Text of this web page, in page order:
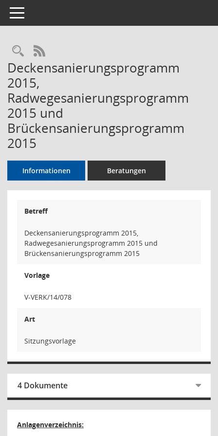
Toggle navigation
Rechercheauswahl
RSS-Feed
Deckensanierungsprogramm
2015,
Radwegesanierungsprogramm
2015 und
Brückensanierungsprogramm
2015
Informationen Beratungen
Betreff
Deckensanierungsprogramm 2015,
Radwegesanierungsprogramm 2015 und
Brückensanierungsprogramm 2015
Vorlage
V-VERK/14/078
Art
Sitzungsvorlage
4 Dokumente
Anlagenverzeichnis: